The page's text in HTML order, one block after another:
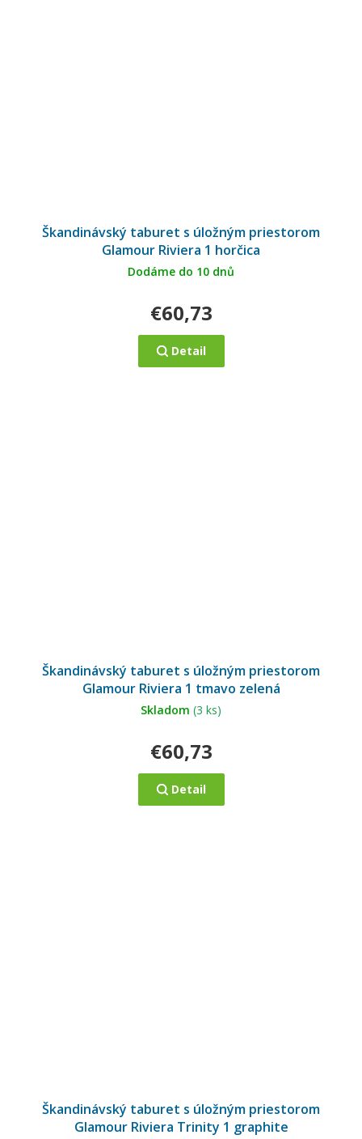
Škandinávský taburet s úložným priestorom
Glamour Riviera 1 horčica
Dodáme do 10 dnů
€60,73
Detail
Škandinávský taburet s úložným priestorom
Glamour Riviera 1 tmavo zelená
Skladom (3 ks)
€60,73
Detail
Škandinávský taburet s úložným priestorom
Glamour Riviera Trinity 1 graphite